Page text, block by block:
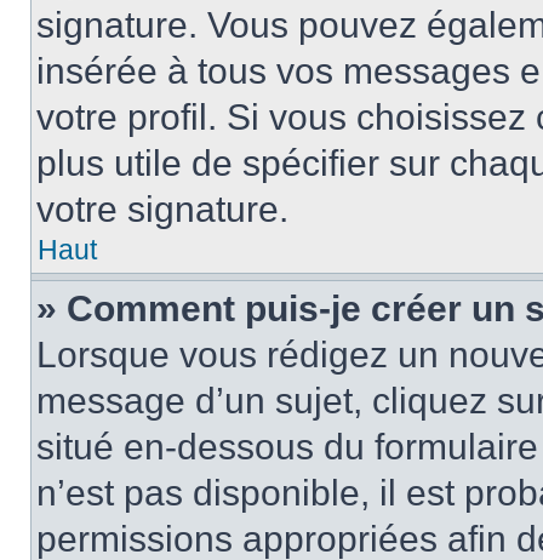
signature. Vous pouvez
insérée à tous vos messages
votre profil. Si vous
plus utile de spécifier sur
votre signature.
Haut
» Comment puis-je créer un
Lorsque vous rédigez un
message d’un sujet, cliquez
situé en-dessous du
n’est pas disponible, il est
permissions appropriées afin